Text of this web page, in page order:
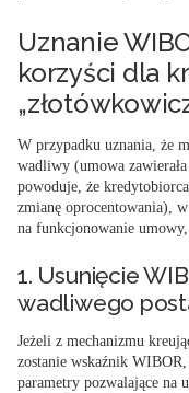
Uznanie
korzyści dla
W przypadku uznania, że
wadliwy (umowa
powoduje, że
zmianę oprocentowania),
na funkcjonowanie
1. Usunięcie
wadliwego
Jeżeli z mechanizmu
zostanie wskaźnik
parametry pozwalające na